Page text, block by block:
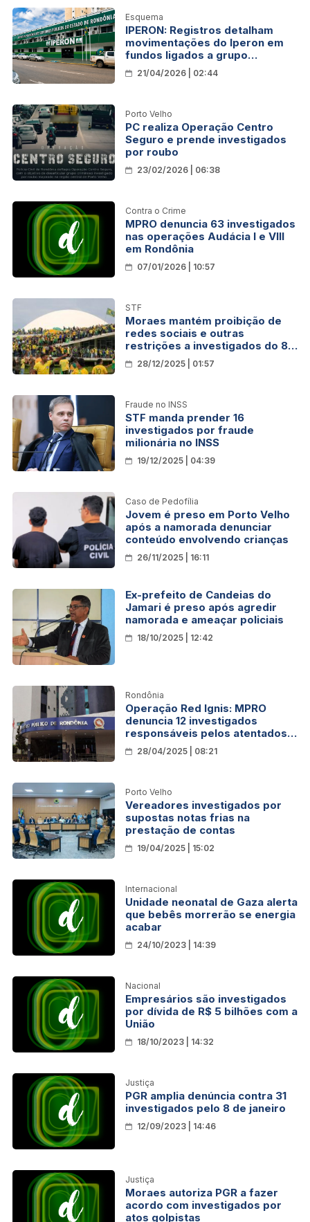
Esquema
IPERON: Registros detalham
movimentações do Iperon em
fundos ligados a grupo
investigado
21/04/2026 | 02:44
Porto Velho
PC realiza Operação Centro
Seguro e prende investigados
por roubo
23/02/2026 | 06:38
Contra o Crime
MPRO denuncia 63 investigados
nas operações Audácia I e VIII
em Rondônia
07/01/2026 | 10:57
STF
Moraes mantém proibição de
redes sociais e outras
restrições a investigados do 8
de janeiro
28/12/2025 | 01:57
Fraude no INSS
STF manda prender 16
investigados por fraude
milionária no INSS
19/12/2025 | 04:39
Caso de Pedofília
Jovem é preso em Porto Velho
após a namorada denunciar
conteúdo envolvendo crianças
26/11/2025 | 16:11
Ex-prefeito de Candeias do
Jamari é preso após agredir
namorada e ameaçar policiais
18/10/2025 | 12:42
Rondônia
Operação Red Ignis: MPRO
denuncia 12 investigados
responsáveis pelos atentados
de janeiro de 2025
28/04/2025 | 08:21
Porto Velho
Vereadores investigados por
supostas notas frias na
prestação de contas
19/04/2025 | 15:02
Internacional
Unidade neonatal de Gaza alerta
que bebês morrerão se energia
acabar
24/10/2023 | 14:39
Nacional
Empresários são investigados
por dívida de R$ 5 bilhões com a
União
18/10/2023 | 14:32
Justiça
PGR amplia denúncia contra 31
investigados pelo 8 de janeiro
12/09/2023 | 14:46
Justiça
Moraes autoriza PGR a fazer
acordo com investigados por
atos golpistas